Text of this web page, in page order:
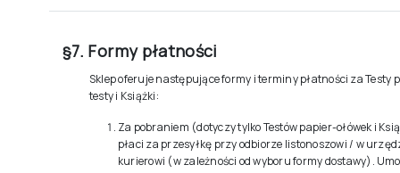
§7. Formy płatności
Sklep oferuje następujące formy i terminy płatności za Testy
testy i Książki:
Za pobraniem (dotyczy tylko Testów papier-ołówek i
płaci za przesyłkę przy odbiorze listonoszowi / w
kurierowi (w zależności od wyboru formy dostawy).